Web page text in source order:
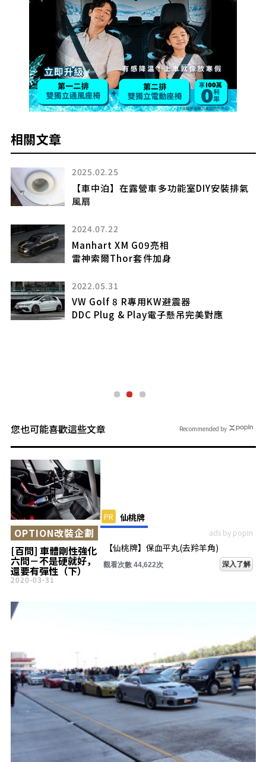
相關文章
2025.02.25
【車中泊】在露營車多功能室DIY安裝排氣
風扇
2024.07.22
Manhart XM G09亮相
雷神索爾Thor套件加身
2022.05.31
VW Golf 8 R專用KW避震器
DDC Plug & Play電子懸吊完美對應
您也可能喜歡這些文章
[百問] 車體剛性強化
六問－不是硬就好，
還要有彈性（下）
OPTION改裝企劃
2020-03-31
PR 仙桃牌
ads by popIn
【仙桃牌】保血平丸(去羚羊角)
觀看次數 44,622次 深入了解
Recommended by